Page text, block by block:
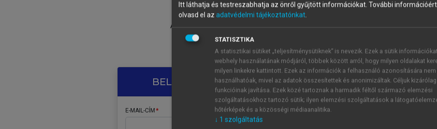
Új felhasználóként1 óra díjmentes hozzáférésrevagy
A próbaidőszak elindításához,
vagy hozz
A regisztráció után a
BELÉPÉS SAJÁT FIÓKKAL
E-MAIL-CÍM
ÚJ FIÓK
1 óra
Itt láthatja és testreszabhatja az önről gyűjtött információkat. További
olvasd el az adatvédelmi tájékoztatónkat.
STATISZTIKA
A statisztikai sütiket „teljesítménysütiknek” is nevezik. Ezek a sütik
webhely használatának módjáról, többek között arról, hogy milyen oldalakat
milyen linkekre kattintott. Ezek az információk a felhasználó azonosítására nem
használhatóak, mivel az adatok összesítettek és anonimizáltak. Céljuk
funkcióinak javítása. Ezek közé tartoznak a harmadik féltől származó elemzési
szolgáltatásokhoz tartozó sütik; ilyen elemzési szolgáltatások a
hőtérképek és a közösségi médiaanalitika.
↓ 1 szolgáltatás